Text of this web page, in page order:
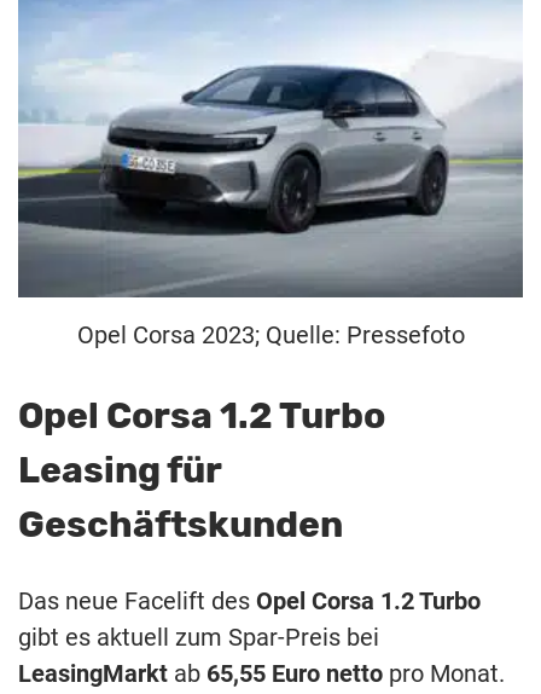
Opel Corsa 2023; Quelle: Pressefoto
Opel Corsa 1.2 Turbo
Leasing für
Geschäftskunden
Das neue Facelift des Opel Corsa 1.2 Turbo
gibt es aktuell zum Spar-Preis bei
LeasingMarkt ab 65,55 Euro netto pro Monat.